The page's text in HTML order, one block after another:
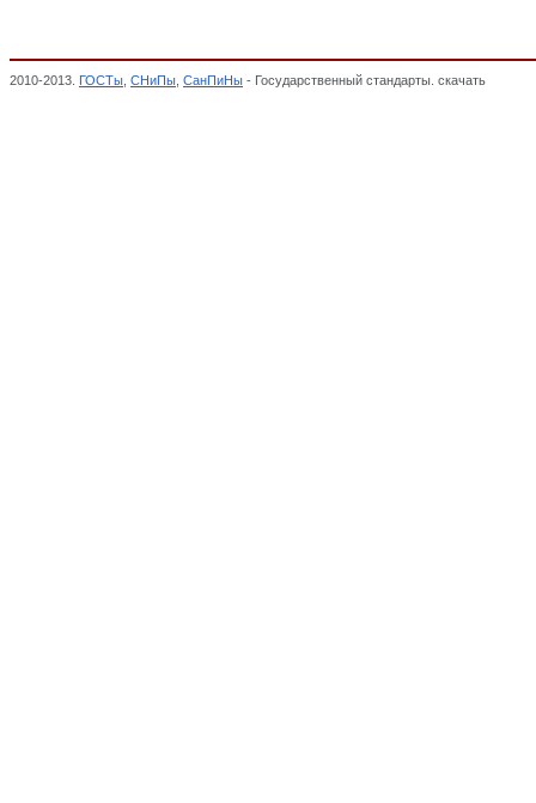
2010-2013. ГОСТы СНиПы СанПиНы - Государственный стандарты. скачать